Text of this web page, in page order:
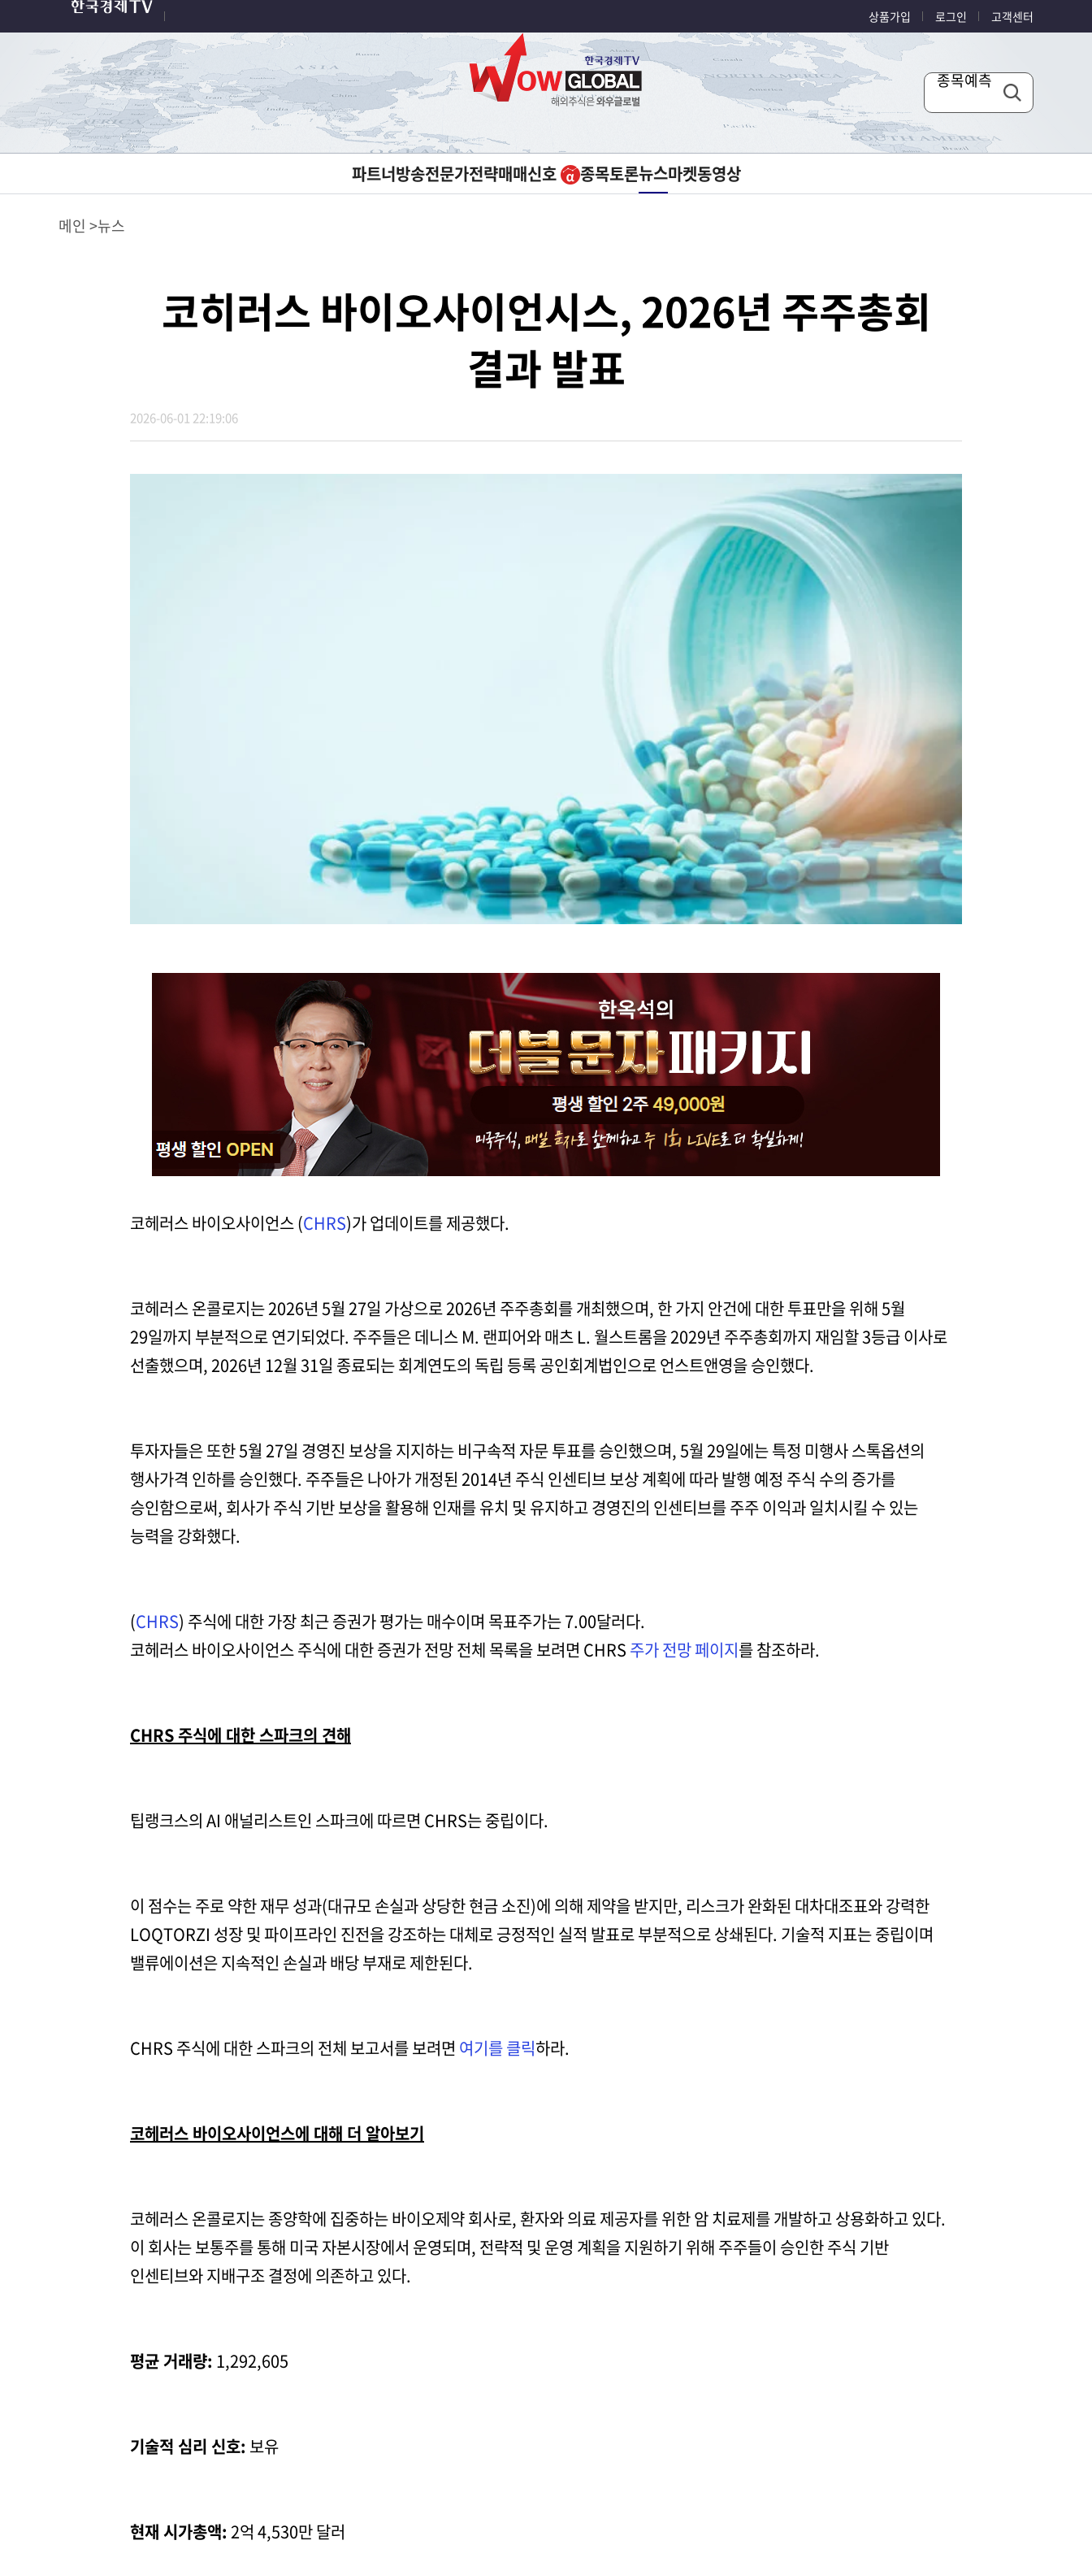
상품가입 로그인 고객센터
종목예측
파트너방송전문가전략매매신호 종목토론뉴스마켓동영상
메인 뉴스
코히러스 바이오사이언시스, 2026년 주주총회
결과 발표
2026-06-01 22:19:06
코헤러스 바이오사이언스 (CHRS)가 업데이트를 제공했다.
코헤러스 온콜로지는 2026년 5월 27일 가상으로 2026년 주주총회를 개최했으며, 한 가지 안건에 대한 투표만을 위해 5월
29일까지 부분적으로 연기되었다. 주주들은 데니스 M. 랜피어와 매츠 L. 월스트롬을 2029년 주주총회까지 재임할 3등급 이사로
선출했으며, 2026년 12월 31일 종료되는 회계연도의 독립 등록 공인회계법인으로 언스트앤영을 승인했다.
투자자들은 또한 5월 27일 경영진 보상을 지지하는 비구속적 자문 투표를 승인했으며, 5월 29일에는 특정 미행사 스톡옵션의
행사가격 인하를 승인했다. 주주들은 나아가 개정된 2014년 주식 인센티브 보상 계획에 따라 발행 예정 주식 수의 증가를
승인함으로써, 회사가 주식 기반 보상을 활용해 인재를 유치 및 유지하고 경영진의 인센티브를 주주 이익과 일치시킬 수 있는
능력을 강화했다.
(CHRS) 주식에 대한 가장 최근 증권가 평가는 매수이며 목표주가는 7.00달러다.
코헤러스 바이오사이언스 주식에 대한 증권가 전망 전체 목록을 보려면 CHRS 주가 전망 페이지를 참조하라.
CHRS 주식에 대한 스파크의 견해
팁랭크스의 AI 애널리스트인 스파크에 따르면 CHRS는 중립이다.
이 점수는 주로 약한 재무 성과(대규모 손실과 상당한 현금 소진)에 의해 제약을 받지만, 리스크가 완화된 대차대조표와 강력한
LOQTORZI 성장 및 파이프라인 진전을 강조하는 대체로 긍정적인 실적 발표로 부분적으로 상쇄된다. 기술적 지표는 중립이며
밸류에이션은 지속적인 손실과 배당 부재로 제한된다.
CHRS 주식에 대한 스파크의 전체 보고서를 보려면 여기를 클릭하라.
코헤러스 바이오사이언스에 대해 더 알아보기
코헤러스 온콜로지는 종양학에 집중하는 바이오제약 회사로, 환자와 의료 제공자를 위한 암 치료제를 개발하고 상용화하고 있다.
이 회사는 보통주를 통해 미국 자본시장에서 운영되며, 전략적 및 운영 계획을 지원하기 위해 주주들이 승인한 주식 기반
인센티브와 지배구조 결정에 의존하고 있다.
평균 거래량: 1,292,605
기술적 심리 신호: 보유
현재 시가총액: 2억 4,530만 달러